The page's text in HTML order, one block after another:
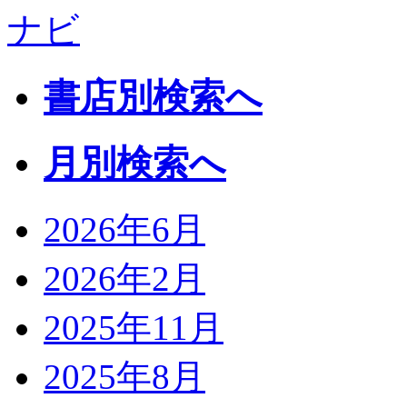
書店別検索へ
月別検索へ
2026年6月
2026年2月
2025年11月
2025年8月